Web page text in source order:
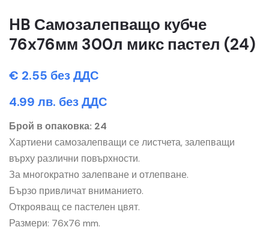
HB Самозалепващо кубче
76x76мм 300л микс пастел (24)
€ 2.55 без ДДС
4.99 лв. без ДДС
Брой в опаковка: 24
Хартиени самозалепващи се листчета, залепващи
върху различни повърхности.
За многократно залепване и отлепване.
Бързо привличат вниманието.
Открояващ се пастелен цвят.
Размери: 76х76 mm.